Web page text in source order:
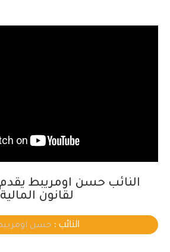
النائب حسن اومريبط
لقانون المالية
النائب : حسن